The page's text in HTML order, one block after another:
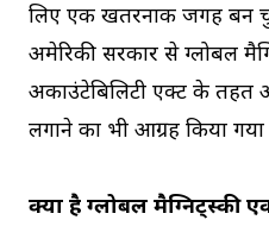
लिए एक खतरनाक जगह बन
अमेरिकी सरकार से ग्लोबल
अकाउंटेबिलिटी एक्ट के तहत
लगाने का भी आग्रह किया गया
क्या है ग्लोबल मैग्निट्स्की